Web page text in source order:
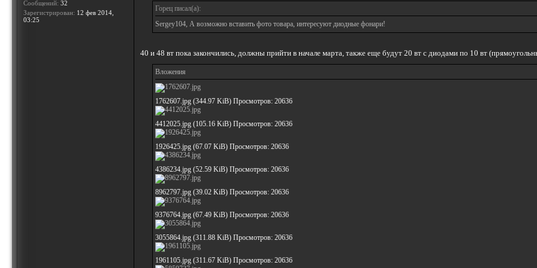
Сообщений: 32
Зарегистрирован: 12 фев 2014,
03:25
Горец писал(а):
Sergey104, А возможно вставить фото товара, интересуют диодные фонари!
40 и 48 вт пока закончились, должны прийти в начале марта, также еще будут 20 вт с диодами по 10 вт
Вложения
1762607.jpg (344.97 KiB) Просмотров: 20636
4412025.jpg (105.16 KiB) Просмотров: 20636
1926425.jpg (67.07 KiB) Просмотров: 20636
4386234.jpg (52.59 KiB) Просмотров: 20636
8962797.jpg (39.02 KiB) Просмотров: 20636
9376764.jpg (67.49 KiB) Просмотров: 20636
3055864.jpg (311.88 KiB) Просмотров: 20636
1961105.jpg (311.67 KiB) Просмотров: 20636